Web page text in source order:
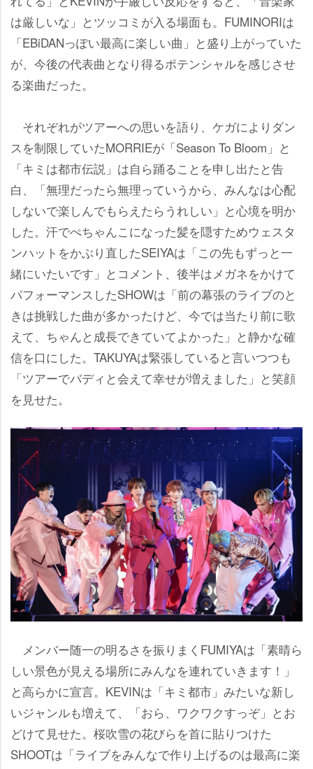
は厳しいな」とツッコミが入る場面も。FUMINORIは
「EBiDANっぽい最高に楽しい曲」と盛り上がっていた
が、今後の代表曲となり得るポテンシャルを感じさせ
る楽曲だった。
それぞれがツアーへの思いを語り、ケガによりダン
スを制限していたMORRIEが「Season To Bloom」と
「キミは都市伝説」は自ら踊ることを申し出たと告
白、「無理だったら無理っていうから、みんなは心配
しないで楽しんでもらえたらうれしい」と心境を明か
した。汗でぺちゃんこになった髪を隠すためウェスタ
ンハットをかぶり直したSEIYAは「この先もずっと一
緒にいたいです」とコメント、後半はメガネをかけて
パフォーマンスしたSHOWは「前の幕張のライブのと
きは挑戦した曲が多かったけど、今では当たり前に歌
えて、ちゃんと成長できていてよかった」と静かな確
信を口にした。TAKUYAは緊張していると言いつつも
「ツアーでバディと会えて幸せが増えました」と笑顔
を見せた。
メンバー随一の明るさを振りまくFUMIYAは「素晴ら
しい景色が見える場所にみんなを連れていきます！」
と高らかに宣言。KEVINは「キミ都市」みたいな新し
いジャンルも増えて、「おら、ワクワクすっぞ」とお
どけて見せた。桜吹雪の花びらを首に貼りつけた
SHOOTは「ライブをみんなで作り上げるのは最高に楽